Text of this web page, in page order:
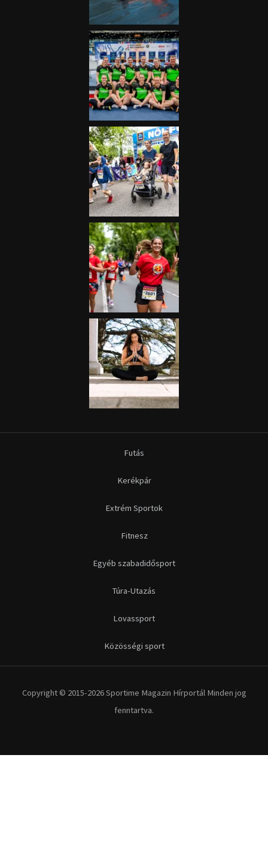
Futás
Kerékpár
Extrém Sportok
Fitnesz
Egyéb szabadidősport
Túra-Utazás
Lovassport
Közösségi sport
Copyright © 2015-2026 Sportime Magazin Hírportál Minden jog
fenntartva.